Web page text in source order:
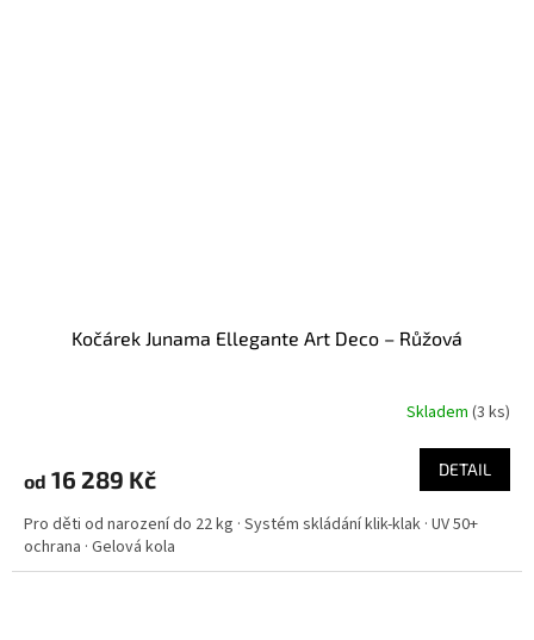
Kočárek Junama Ellegante Art Deco – Růžová
Skladem (3 ks)
od 16 289 Kč DETAIL
Pro děti od narození do 22 kg · Systém skládání klik-klak · UV 50+
ochrana · Gelová kola